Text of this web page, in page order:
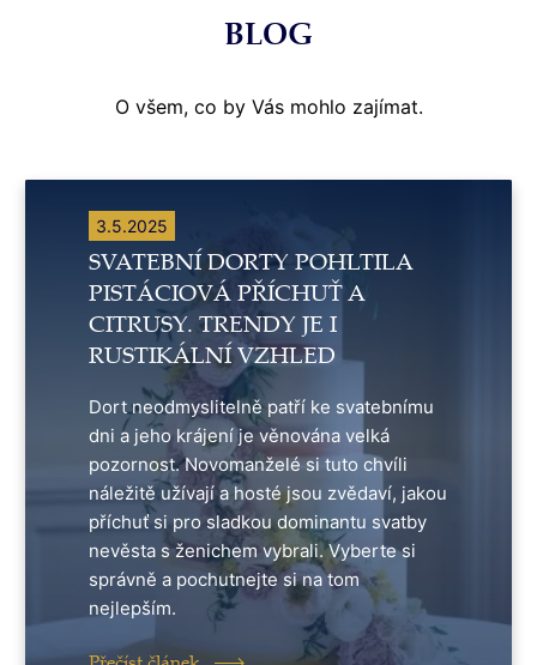
BLOG
O všem, co by Vás mohlo zajímat.
3.5.2025
SVATEBNÍ DORTY POHLTILA
PISTÁCIOVÁ PŘÍCHUŤ A
CITRUSY. TRENDY JE I
RUSTIKÁLNÍ VZHLED
Dort neodmyslitelně patří ke svatebnímu
dni a jeho krájení je věnována velká
pozornost. Novomanželé si tuto chvíli
náležitě užívají a hosté jsou zvědaví, jakou
příchuť si pro sladkou dominantu svatby
nevěsta s ženichem vybrali. Vyberte si
správně a pochutnejte si na tom
nejlepším.